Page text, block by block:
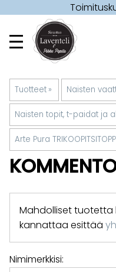
Tuotteet ‪» Naisten
Naisten topit, t-paidat ja
Arte Pura
Mahdolliset tuotetta
kannattaa esittää
Nimimerkkisi: